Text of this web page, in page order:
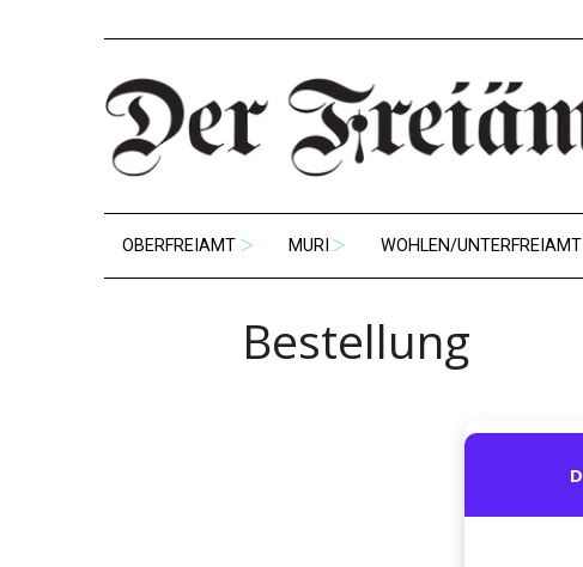
OBERFREIAMT MURI WOHLEN/UNTERFREIAMT